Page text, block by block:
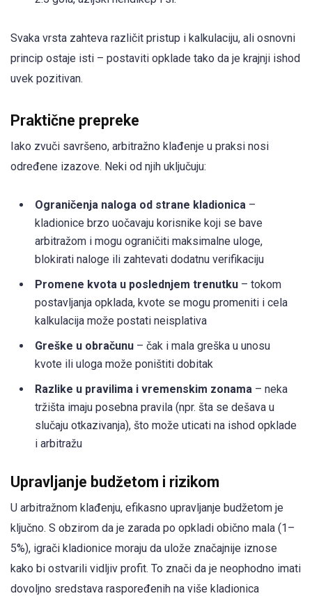
Svaka vrsta zahteva različit pristup i kalkulaciju, ali osnovni
princip ostaje isti – postaviti opklade tako da je krajnji ishod
uvek pozitivan.
Praktične prepreke
Iako zvuči savršeno, arbitražno klađenje u praksi nosi
određene izazove. Neki od njih uključuju:
Ograničenja naloga od strane kladionica –
kladionice brzo uočavaju korisnike koji se bave
arbitražom i mogu ograničiti maksimalne uloge,
blokirati naloge ili zahtevati dodatnu verifikaciju
Promene kvota u poslednjem trenutku – tokom
postavljanja opklada, kvote se mogu promeniti i cela
kalkulacija može postati neisplativa
Greške u obračunu – čak i mala greška u unosu
kvote ili uloga može poništiti dobitak
Razlike u pravilima i vremenskim zonama – neka
tržišta imaju posebna pravila (npr. šta se dešava u
slučaju otkazivanja), što može uticati na ishod opklade
i arbitražu
Upravljanje budžetom i rizikom
U arbitražnom klađenju, efikasno upravljanje budžetom je
ključno. S obzirom da je zarada po opkladi obično mala (1–
5%), igrači kladionice moraju da ulože značajnije iznose
kako bi ostvarili vidljiv profit. To znači da je neophodno imati
dovoljno sredstava raspoređenih na više kladionica